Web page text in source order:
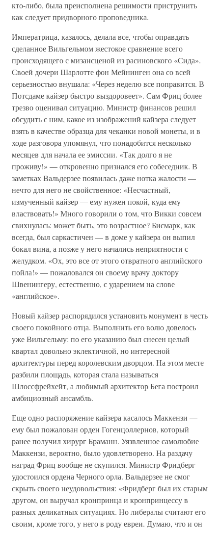
кто-либо, была преисполнена решимости приструнить
как следует придворного проповедника.
Императрица, казалось, делала все, чтобы оправдать
сделанное Вильгельмом жестокое сравнение всего
происходящего с мизансценой из расиновского «Сида».
Своей дочери Шарлотте фон Мейнинген она со всей
серьезностью внушала: «Через неделю все поправится. В
Потсдаме кайзер быстро выздоровеет». Сам Фриц более
трезво оценивал ситуацию. Министр финансов решил
обсудить с ним, какое из изображений кайзера следует
взять в качестве образца для чеканки новой монеты, и в
ходе разговора упомянул, что понадобится несколько
месяцев для начала ее эмиссии. «Так долго я не
проживу!» — откровенно признался его собеседник. В
заметках Вальдерзее появилась даже нотка жалости —
нечто для него не свойственное: «Несчастный,
измученный кайзер — ему нужен покой, куда ему
властвовать!» Много говорили о том, что Викки совсем
свихнулась: может быть, это возрастное? Бисмарк, как
всегда, был саркастичен — в доме у кайзера он выпил
бокал вина, а позже у него начались неприятности с
желудком. «Ох, это все от этого отвратного английского
пойла!» — пожаловался он своему врачу доктору
Швенингеру, естественно, с ударением на слове
«английское».
Новый кайзер распорядился установить монумент в честь
своего покойного отца. Выполнить его волю довелось
уже Вильгельму: по его указанию был снесен целый
квартал довольно эклектичной, но интересной
архитектуры перед королевским дворцом. На этом месте
разбили площадь, которая стала называться
Шлоссфрейхейт, а любимый архитектор Бега построил
амбициозный ансамбль.
Еще одно распоряжение кайзера касалось Маккензи —
ему был пожалован орден Гогенцоллернов, который
ранее получил хирург Браманн. Уязвленное самолюбие
Маккензи, вероятно, было удовлетворено. На раздачу
наград Фриц вообще не скупился. Министр Фридберг
удостоился ордена Черного орла. Вальдерзее не смог
скрыть своего неудовольствия: «Фридберг был их старым
другом, он выручал кронпринца и кронпринцессу в
разных деликатных ситуациях. Но либералы считают его
своим, кроме того, у него в роду евреи. Думаю, что и он